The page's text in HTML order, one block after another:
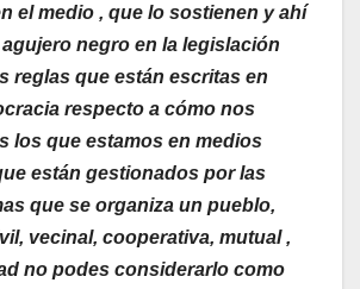
el medio , que lo sostienen y ahí
negro en la legislación
reglas que están escritas en
respecto a cómo nos
los que estamos en medios
están gestionados por las
que se organiza un pueblo,
vecinal, cooperativa, mutual ,
no podes considerarlo como